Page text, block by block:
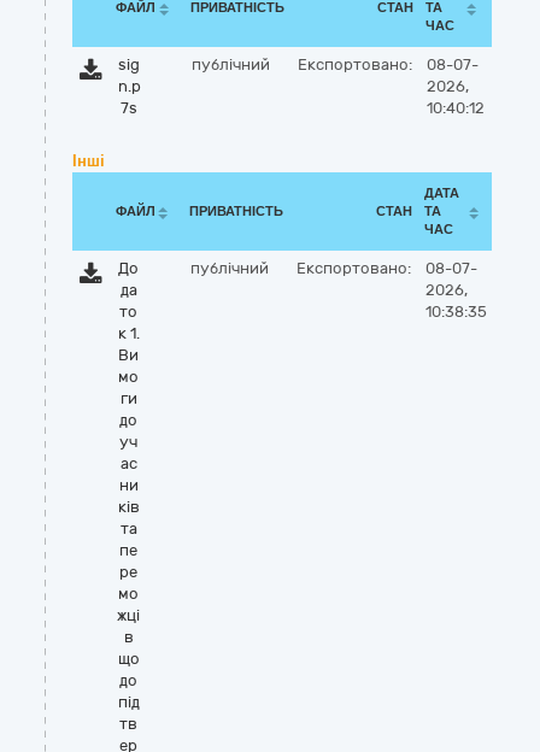
ФАЙЛ ПРИВАТНІСТЬ СТАН
ТА
ЧАС
sig
n.p
7s
публічний Експортовано:
08-07-
2026,
10:40:12
Інші
ФАЙЛ ПРИВАТНІСТЬ СТАН
ДАТА
ТА
ЧАС
До
да
то
к 1.
Ви
мо
ги
до
уч
ас
ни
ків
та
пе
ре
мо
жці
в
що
до
під
тв
ер
публічний Експортовано:
08-07-
2026,
10:38:35